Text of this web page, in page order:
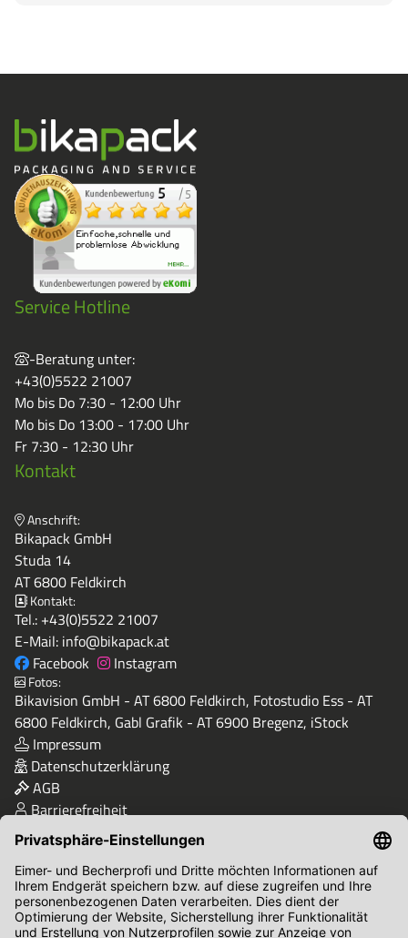
Service Hotline
-Beratung unter:
+43(0)5522 21007
Mo bis Do 7:30 - 12:00 Uhr
Mo bis Do 13:00 - 17:00 Uhr
Fr 7:30 - 12:30 Uhr
Kontakt
Anschrift:
Bikapack GmbH
Studa 14
AT 6800 Feldkirch
Kontakt:
Tel.: +43(0)5522 21007
E-Mail: info@bikapack.at
Facebook
Instagram
Fotos:
Bikavision GmbH - AT 6800 Feldkirch, Fotostudio Ess - AT
6800 Feldkirch, Gabl Grafik - AT 6900 Bregenz, iStock
Impressum
Datenschutzerklärung
AGB
Barrierefreiheit
Qualität & Sicherheit